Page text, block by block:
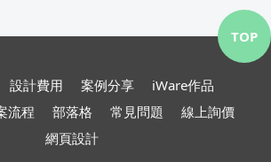
設計費用 案例分享
iWare作品
流程 部落格 常見問題
線上詢價
網頁設計
TOP